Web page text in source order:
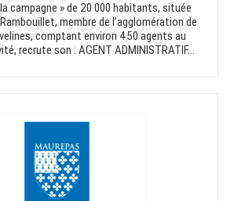
campagne » de 20 000 habitants, située
membre de l’agglomération de
comptant environ 450 agents au
recrute son : AGENT ADMINISTRATIF...